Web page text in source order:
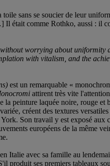
sans se soucier de leur
Il était comme Rothko, aussi : il
worrying about
with vitalism, and the
est un remarquable «
attirent très vite
la peinture laquée noire, rouge
créent des textures
Son travail y est exposé
européens de la même
Italie avec sa famille au
produit ses premiers tableaux